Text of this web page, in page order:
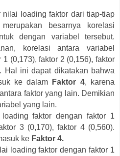
nilai loading faktor dari tiap-tiap
besarnya korelasi
dengan variabel tersebut.
korelasi antara variabel
(0,173), faktor 2 (0,156), faktor
Hal ini dapat dikatakan bahwa
ke dalam
Faktor 4, karena
faktor yang lain. Demikian
yang lain.
faktor dengan faktor 1
3 (0,170), faktor 4 (0,560).
ke Faktor 4.
loading faktor dengan faktor 1